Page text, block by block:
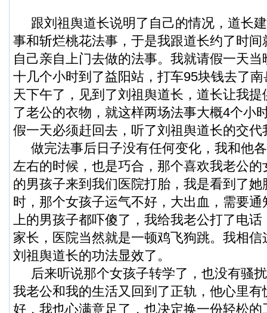
跟刘祖舆道长说明了自己的情况，道长
事和斩烂桃花法事，于是我跟道长约了时
自己亲自上门去做的法事。我就请假一天
十几个小时到了益阳站，打车95块钱去了
天下午了，见到了刘祖舆道长，道长让我
了老公的衣物，就这样两场法事大概4个小
假一天必须赶回去，听了刘祖舆道长的交代
做完法事后日子没有任何变化，我和他
左右的时候，也是巧合，那个喜欢我老公
的男孩子来到我们医院打胎，我是看到了
时，那个女孩子运气不好，大出血，需要
上的男孩子都吓傻了，我给我老公打了电
家长，医院当然就是一顿鸡飞狗跳。我相
刘祖舆道长的功法显效了。
后来听说那个女孩子转学了，也没有骚
我老公和我的生活又回到了正轨，他心里
好，我也心满意足了，也决定换一份轻松